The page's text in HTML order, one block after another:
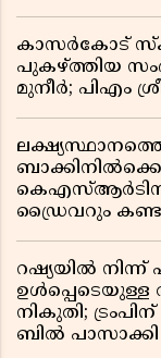
കാസർകോട്
പുകഴ്ത്തിയ
മുനീർ; പിഎം
ഡ്രൈവറും
റഷ്യയിൽ നിന്ന്
ഉൾപ്പെടെയുള്ള
നികുതി;
ബിൽ പാസാക്കി